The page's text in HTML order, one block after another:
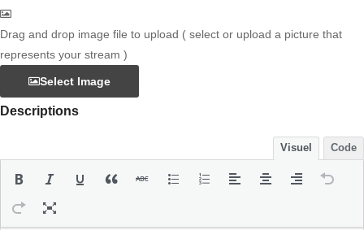
Drag and drop image file to upload ( select or upload a picture that
represents your stream )
Select Image
Descriptions
Visuel Code